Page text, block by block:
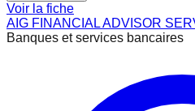
Voir la fiche
AIG FINANCIAL ADVISOR
Banques et services bancaires